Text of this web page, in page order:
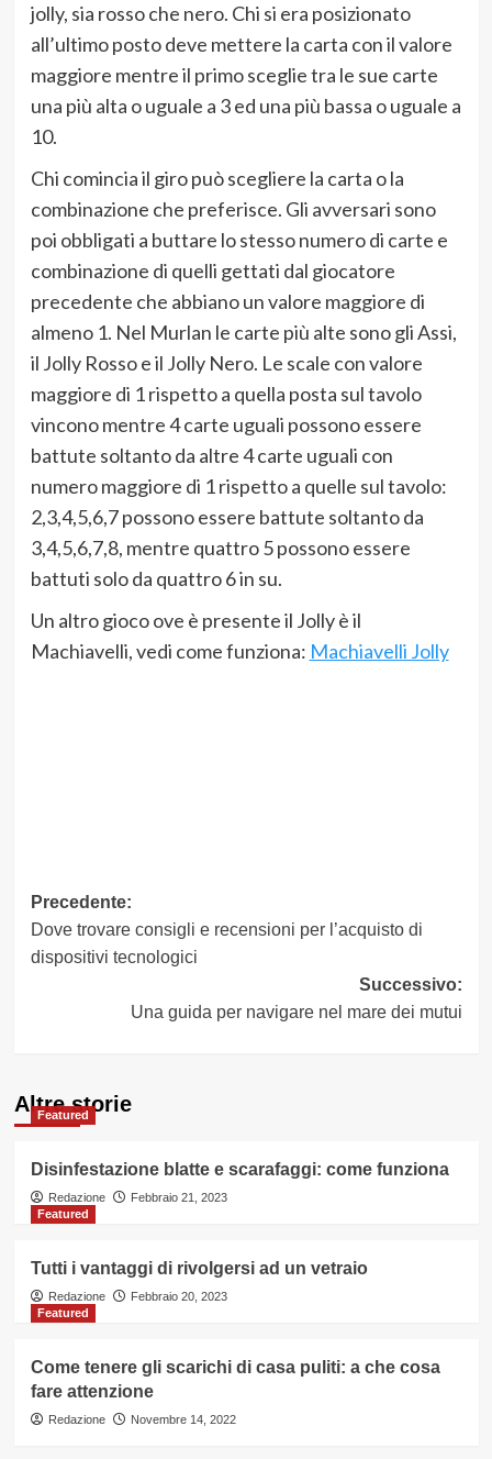
jolly, sia rosso che nero. Chi si era posizionato
all’ultimo posto deve mettere la carta con il valore
maggiore mentre il primo sceglie tra le sue carte
una più alta o uguale a 3 ed una più bassa o uguale a
10.
Chi comincia il giro può scegliere la carta o la
combinazione che preferisce. Gli avversari sono
poi obbligati a buttare lo stesso numero di carte e
combinazione di quelli gettati dal giocatore
precedente che abbiano un valore maggiore di
almeno 1. Nel Murlan le carte più alte sono gli Assi,
il Jolly Rosso e il Jolly Nero. Le scale con valore
maggiore di 1 rispetto a quella posta sul tavolo
vincono mentre 4 carte uguali possono essere
battute soltanto da altre 4 carte uguali con
numero maggiore di 1 rispetto a quelle sul tavolo:
2,3,4,5,6,7 possono essere battute soltanto da
3,4,5,6,7,8, mentre quattro 5 possono essere
battuti solo da quattro 6 in su.
Un altro gioco ove è presente il Jolly è il
Machiavelli, vedi come funziona: Machiavelli Jolly
Navigazione
articolo
Precedente:
Dove trovare consigli e recensioni per l’acquisto di
dispositivi tecnologici
Successivo:
Una guida per navigare nel mare dei mutui
Altre storie
Featured
Disinfestazione blatte e scarafaggi: come funziona
Redazione
Febbraio 21, 2023
Featured
Tutti i vantaggi di rivolgersi ad un vetraio
Redazione
Febbraio 20, 2023
Featured
Come tenere gli scarichi di casa puliti: a che cosa
fare attenzione
Redazione Novembre 14, 2022